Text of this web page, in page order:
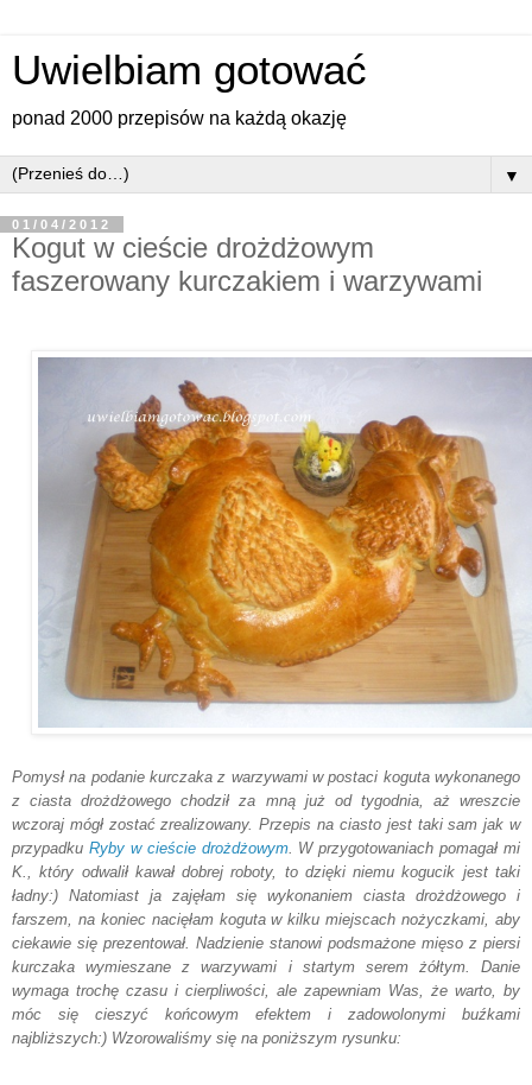
Uwielbiam gotować
ponad 2000 przepisów na każdą okazję
▼
01/04/2012
Kogut w cieście drożdżowym
faszerowany kurczakiem i warzywami
Pomysł na podanie kurczaka z warzywami w postaci koguta wykonanego
z ciasta drożdżowego chodził za mną już od tygodnia, aż wreszcie
wczoraj mógł zostać zrealizowany. Przepis na ciasto jest taki sam jak w
przypadku Ryby w cieście drożdżowym. W przygotowaniach pomagał mi
K., który odwalił kawał dobrej roboty, to dzięki niemu kogucik jest taki
ładny:) Natomiast ja zajęłam się wykonaniem ciasta drożdżowego i
farszem, na koniec nacięłam koguta w kilku miejscach nożyczkami, aby
ciekawie się prezentował. Nadzienie stanowi podsmażone mięso z piersi
kurczaka wymieszane z warzywami i startym serem żółtym. Danie
wymaga trochę czasu i cierpliwości, ale zapewniam Was, że warto, by
móc się cieszyć końcowym efektem i zadowolonymi buźkami
najbliższych:) Wzorowaliśmy się na poniższym rysunku: